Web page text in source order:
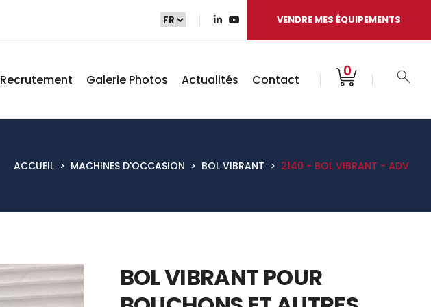
ACCUEIL > MACHINES D'OCCASION > BOL VIBRANT > 2140 - BOL VIBRANT - ADV
VENDRE MES ÉQUIPEMENTS
Recrutement Galerie Photos Actualités Contact 0
BOL VIBRANT POUR